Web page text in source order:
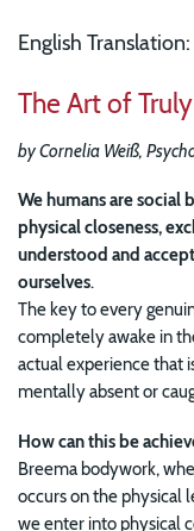
English Translation:
The Art of
by Cornelia Weiß,
We humans are social
physical closeness,
understood and
ourselves.
The key to every
completely awake in
actual experience that
mentally absent or
How can this be
Breema bodywork,
occurs on the physical
we enter into physical